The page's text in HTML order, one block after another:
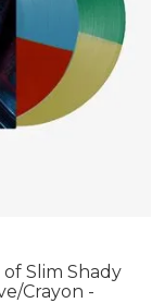
Slim Shady
Crayon -